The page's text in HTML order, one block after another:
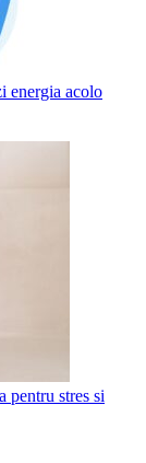
energia acolo
pentru stres si